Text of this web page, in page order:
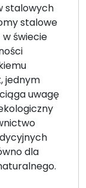
stalowych
stalowe
świecie
jednym
uwagę
dla